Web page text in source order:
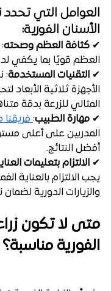
العوامل التي تحدد
الأسنان الفورية:
✔ كثافة العظم وصحته
العظم قويًا بما يكفي
✔ التقنيات المستخدمة:
الأجهزة ثلاثية الأبعاد
المثالي للزرعة بدقة
✔ مهارة الطبيب:
المدربين على أعلى
أفضل النتائج.
✔ الالتزام بتعليمات
يجب الالتزام بالعناية
والزيارات الدورية لضمان
متى لا تكون
الفورية مناسبة؟